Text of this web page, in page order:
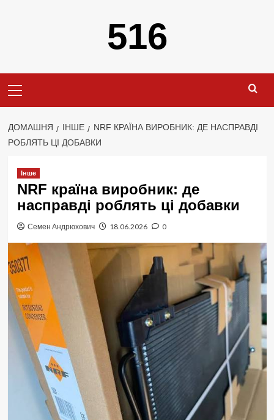
516
Menu
ДОМАШНЯ ІНШЕ
NRF КРАЇНА ВИРОБНИК: ДЕ НАСПРАВДІ
РОБЛЯТЬ ЦІ ДОБАВКИ
Інше
NRF країна виробник: де
насправді роблять ці добавки
Семен Андрюхович 18.06.2026 0